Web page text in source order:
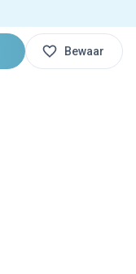
Bewaar